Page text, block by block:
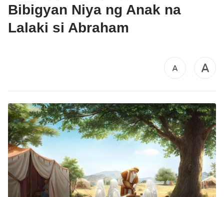
Bibigyan Niya ng Anak na
Lalaki si Abraham